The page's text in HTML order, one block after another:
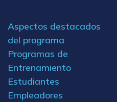
Aspectos destacados
del programa
Programas de
Entrenamiento
Estudiantes
Empleadores